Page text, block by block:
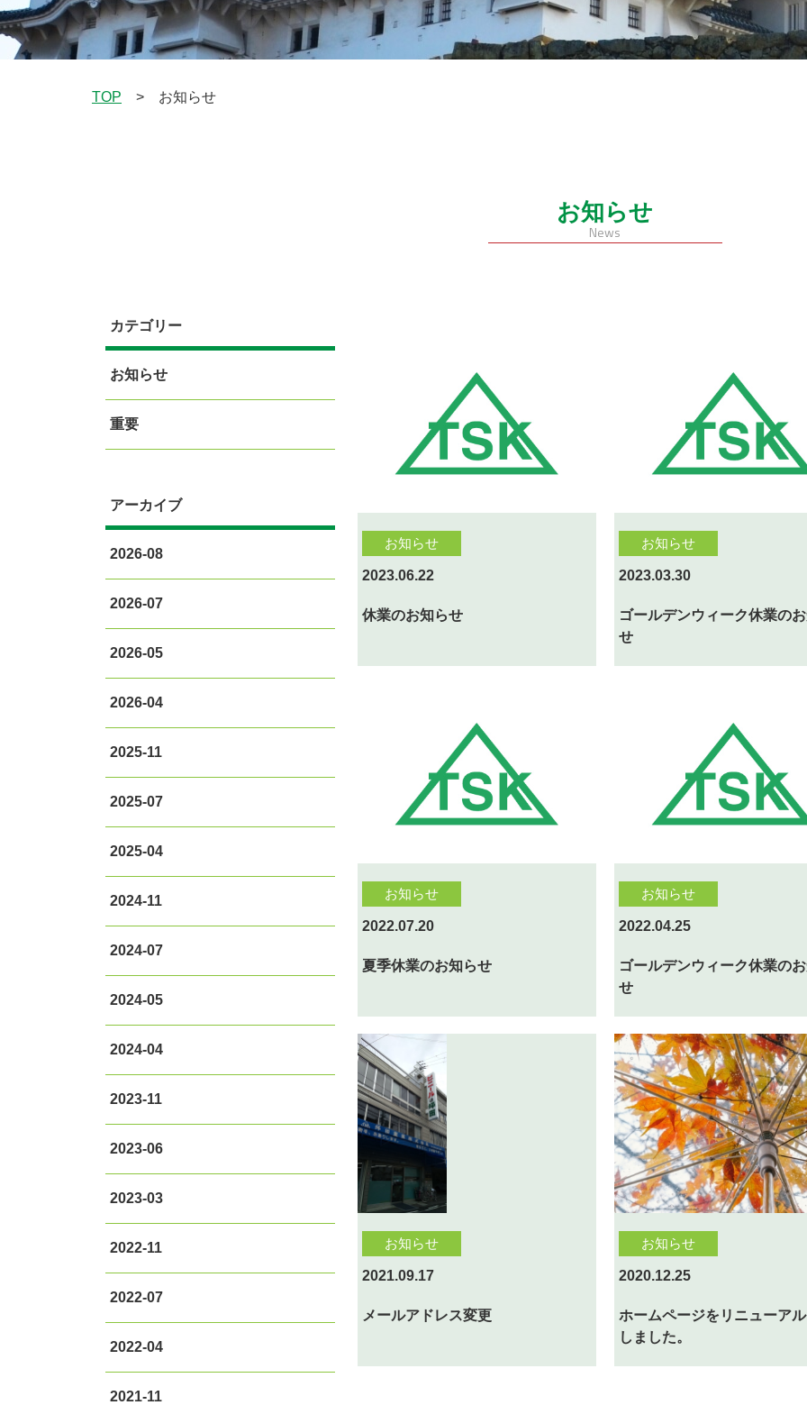
TOP > お知らせ
お知らせ
News
お知らせ
2023.06.22
休業のお知らせ
お知らせ
2023.03.30
ゴールデンウィーク休業の
せ
お知らせ
2022.07.20
夏季休業のお知らせ
お知らせ
2022.04.25
ゴールデンウィーク休業の
せ
お知らせ
2021.09.17
メールアドレス変更
お知らせ
2020.12.25
ホームページをリニューア
しました。
カテゴリー
お知らせ
重要
アーカイブ
2026-08
2026-07
2026-05
2026-04
2025-11
2025-07
2025-04
2024-11
2024-07
2024-05
2024-04
2023-11
2023-06
2023-03
2022-11
2022-07
2022-04
2021-11